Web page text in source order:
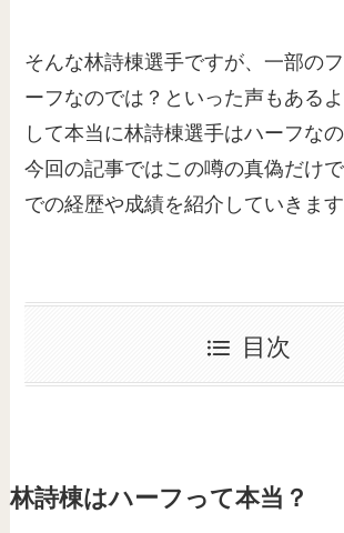
そんな林詩棟選手ですが、一部の
ーフなのでは？といった声もある
して本当に林詩棟選手はハーフなの
今回の記事ではこの噂の真偽だけ
での経歴や成績を紹介していきます
目次
林詩棟はハーフって本当？